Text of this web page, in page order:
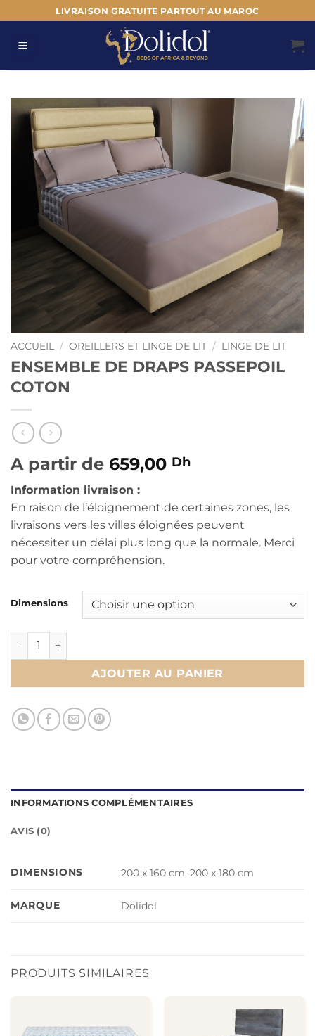
au
contenu
LIVRAISON GRATUITE PARTOUT AU MAROC
ACCUEIL / OREILLERS ET LINGE DE LIT / LINGE DE LIT
ENSEMBLE DE DRAPS PASSEPOIL
COTON
A partir de 659,00 Dh
Information livraison :
En raison de l’éloignement de certaines zones, les
livraisons vers les villes éloignées peuvent
nécessiter un délai plus long que la normale. Merci
pour votre compréhension.
Dimensions
quantité de Ensemble de draps passepoil coton
AJOUTER AU PANIER
INFORMATIONS COMPLÉMENTAIRES
AVIS (0)
DIMENSIONS 200 x 160 cm, 200 x 180 cm
MARQUE Dolidol
PRODUITS SIMILAIRES